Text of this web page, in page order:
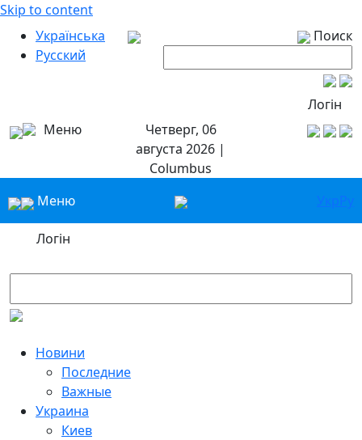
Skip to content
Українська
Русский
Поиск
Логін
Меню
Четверг, 06
августа 2026 |
Columbus
Меню
УкрРу
Логін
Новини
Последние
Важные
Украина
Киев